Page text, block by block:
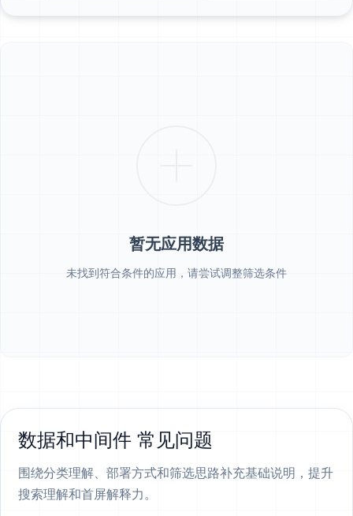
暂无应用数据
未找到符合条件的应用，请尝试调整筛选条件
数据和中间件 常见问题
围绕分类理解、部署方式和筛选思路补充基础说明，提升
搜索理解和首屏解释力。